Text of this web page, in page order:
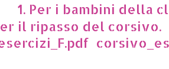
Per i bambini della
il ripasso del corsivo.